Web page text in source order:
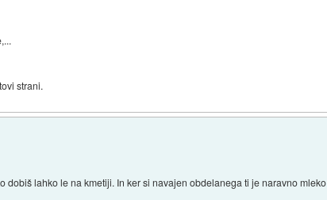
strani.
lahko le na kmetiji. In ker si navajen obdelanega ti je naravno mleko